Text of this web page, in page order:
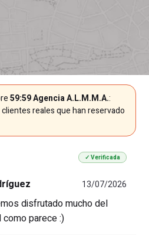
59:59 Agencia A.L.M.M.A.:
reales que han reservado
✓ Verificada
13/07/2026
disfrutado mucho del
parece :)